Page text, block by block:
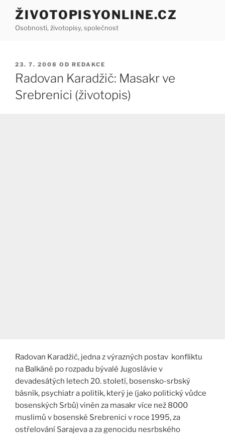
Přejít
obsahu
ŽIVOTOPISYONLINE.CZ
Osobnosti, životopisy, společnost
PUBLIKOVÁNO
23. 7. 2008 OD REDAKCE
Radovan Karadžič: Masakr ve
Srebrenici (životopis)
Radovan Karadžič, jedna z výrazných postav konfliktu
na Balkáně po rozpadu bývalé Jugoslávie v
devadesátých letech 20. století, bosensko-srbský
básník, psychiatr a politik, který je (jako politický vůdce
bosenských Srbů) viněn za masakr více než 8000
muslimů v bosenské Srebrenici v roce 1995, za
ostřelování Sarajeva a za genocidu nesrbského